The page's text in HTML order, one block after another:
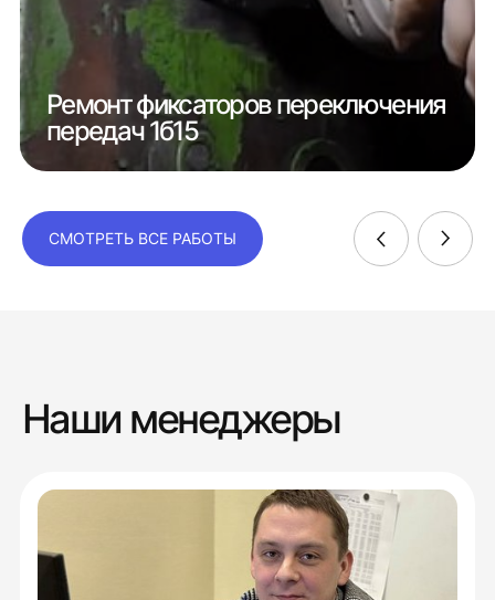
Ремонт фиксаторов переключения
передач 1б15
СМОТРЕТЬ ВСЕ РАБОТЫ
Наши менеджеры